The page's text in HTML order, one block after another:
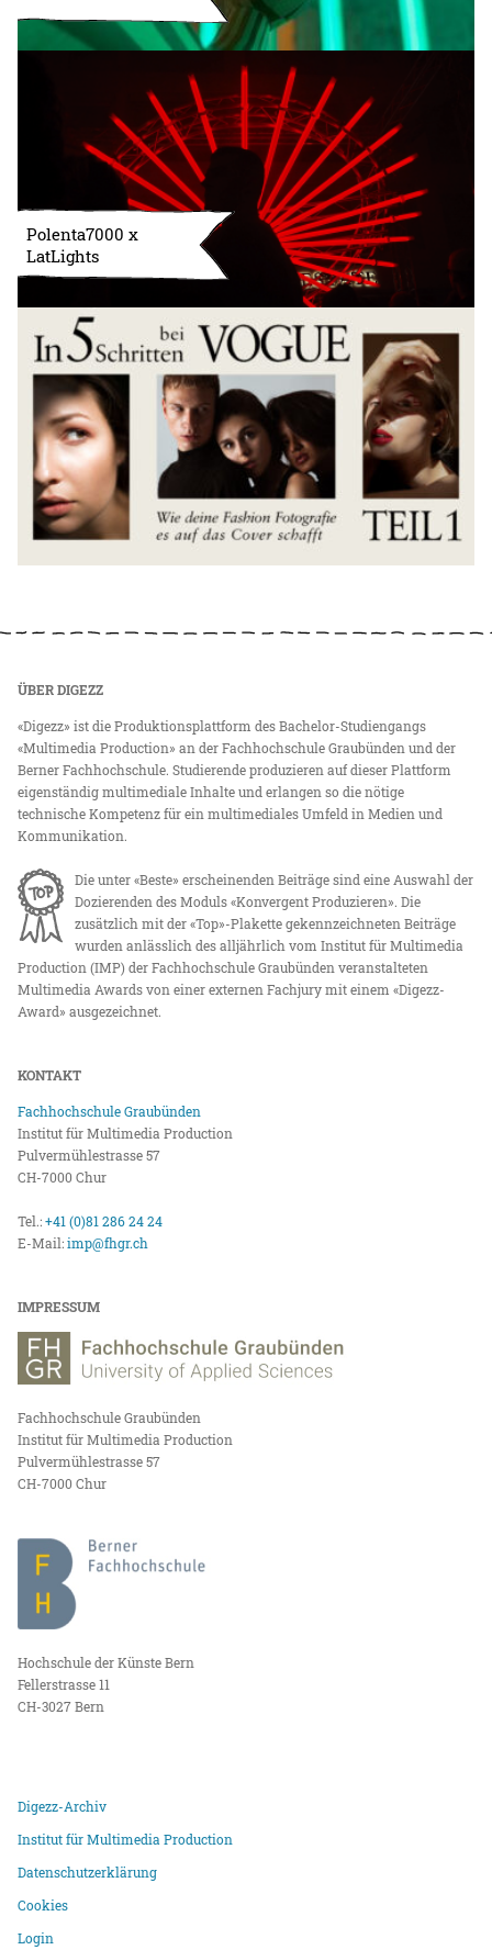
Polenta7000 x
LatLights
ÜBER DIGEZZ
«Digezz» ist die Produktionsplattform des Bachelor-Studiengangs
«Multimedia Production» an der Fachhochschule Graubünden und der
Berner Fachhochschule. Studierende produzieren auf dieser Plattform
eigenständig multimediale Inhalte und erlangen so die nötige
technische Kompetenz für ein multimediales Umfeld in Medien und
Kommunikation.
Die unter «Beste» erscheinenden Beiträge sind eine Auswahl der
Dozierenden des Moduls «Konvergent Produzieren». Die
zusätzlich mit der «Top»-Plakette gekennzeichneten Beiträge
wurden anlässlich des alljährlich vom Institut für Multimedia
Production (IMP) der Fachhochschule Graubünden veranstalteten
Multimedia Awards von einer externen Fachjury mit einem «Digezz-
Award» ausgezeichnet.
KONTAKT
Fachhochschule Graubünden
Institut für Multimedia Production
Pulvermühlestrasse 57
CH-7000 Chur
Tel.:+41 (0)81 286 24 24
E-Mail:imp@fhgr.ch
IMPRESSUM
Fachhochschule Graubünden
Institut für Multimedia Production
Pulvermühlestrasse 57
CH-7000 Chur
Hochschule der Künste Bern
Fellerstrasse 11
CH-3027 Bern
Digezz-Archiv
Institut für Multimedia Production
Datenschutzerklärung
Cookies
Login